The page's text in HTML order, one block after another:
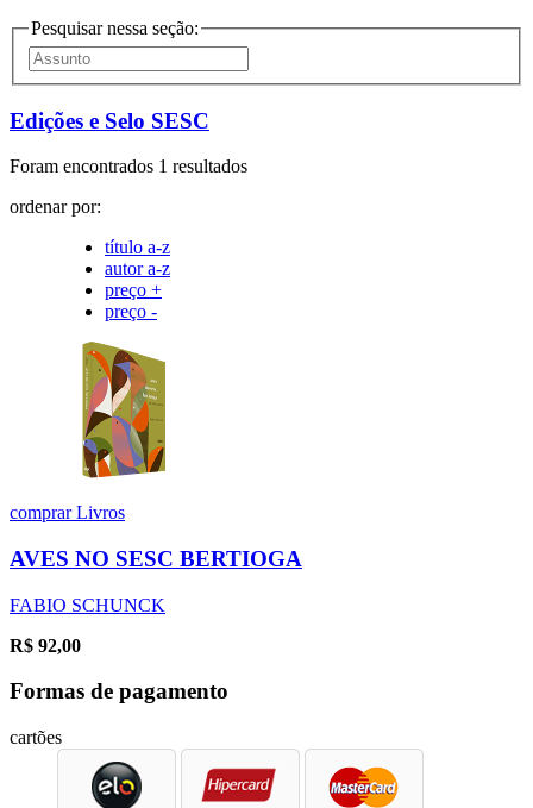
Pesquisar nessa seção:
Edições e Selo SESC
Foram encontrados 1 resultados
ordenar por:
título a-z
autor a-z
preço +
preço -
comprarLivros
AVES NO SESC BERTIOGA
FABIO SCHUNCK
R$ 92,00
Formas de pagamento
cartões